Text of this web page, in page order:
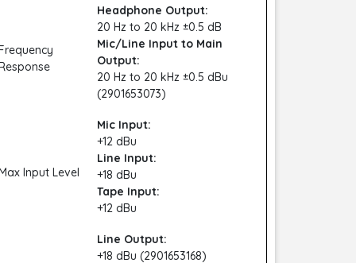
Headphone Output:
20 Hz to 20 kHz ±0.5 dB
Mic/Line Input to Main
Output:
20 Hz to 20 kHz ±0.5 dBu
(2901653073)
Input Level
Mic Input:
+12 dBu
Line Input:
+18 dBu
Tape Input:
+12 dBu
Line Output:
+18 dBu (2901653168)